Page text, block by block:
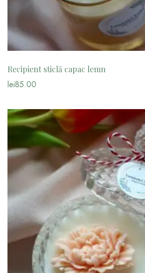
Recipient sticlă capac lemn
lei85.00